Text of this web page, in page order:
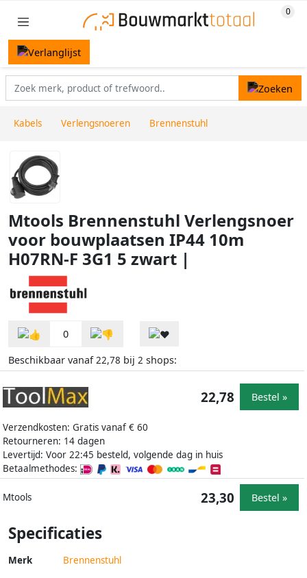
Kabels Verlengsnoeren Brennenstuhl
Mtools Brennenstuhl Verlengsnoer
voor bouwplaatsen IP44 10m
H07RN-F 3G1 5 zwart |
0
Beschikbaar vanaf22,78 bij 2 shops:
Verzendkosten: Gratis vanaf € 60
Retourneren: 14 dagen
Levertijd: Voor 22:45 besteld, volgende dag in huis
Betaalmethodes:
22,78 Bestel »
Mtools 23,30 Bestel »
Specificaties
Merk Brennenstuhl